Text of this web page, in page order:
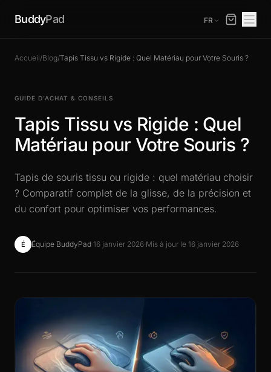
BuddyPad FR
Accueil/Blog/Tapis Tissu vs Rigide : Quel Matériau pour Votre Souris ?
GUIDE D’ACHAT & CONSEILS
Tapis Tissu vs Rigide : Quel
Matériau pour Votre Souris ?
Tapis de souris tissu ou rigide : quel matériau choisir
? Comparatif complet de la glisse, de la précision et
du confort pour optimiser vos performances.
É Équipe BuddyPad·16 janvier 2026·Mis à jour le 16 janvier 2026